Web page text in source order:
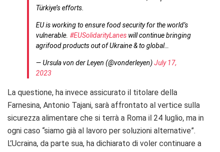
Türkiye’s efforts.
EU is working to ensure food security for the world’s
vulnerable. #EUSolidarityLanes will continue bringing
agrifood products out of Ukraine & to global…
— Ursula von der Leyen (@vonderleyen) July 17,
2023
La questione, ha invece assicurato il titolare della
Farnesina, Antonio Tajani, sarà affrontato al vertice sulla
sicurezza alimentare che si terrà a Roma il 24 luglio, ma in
ogni caso “siamo già al lavoro per soluzioni alternative”.
L’Ucraina, da parte sua, ha dichiarato di voler continuare a